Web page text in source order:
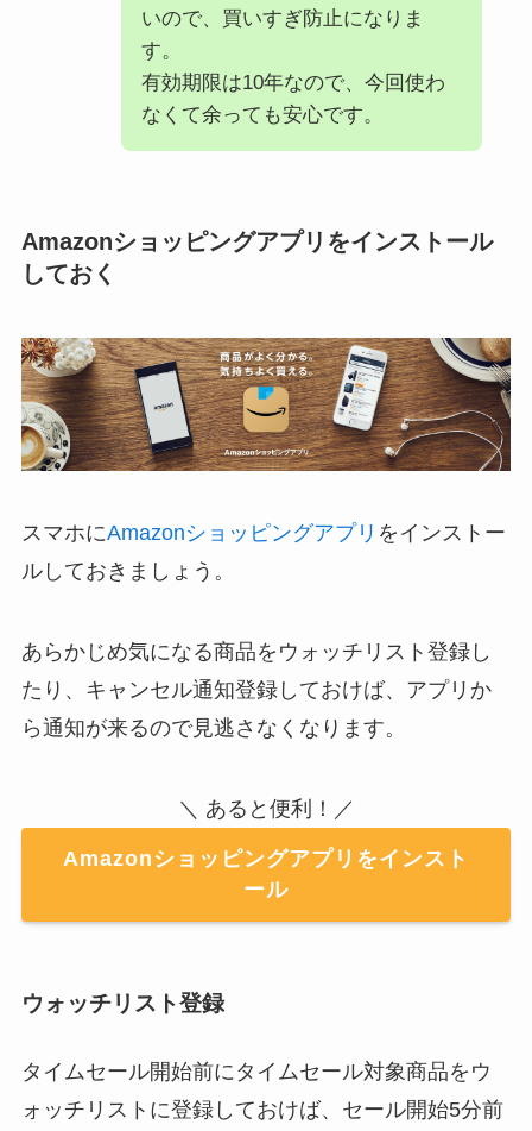
いので、買いすぎ防止になりま
す。
有効期限は10年なので、今回使わ
なくて余っても安心です。
Amazonショッピングアプリをインストール
しておく
スマホにAmazonショッピングアプリ をインストー
ルしておきましょう。
あらかじめ気になる商品をウォッチリスト登録し
たり、キャンセル通知登録しておけば、アプリか
ら通知が来るので見逃さなくなります。
＼ あると便利！／
Amazonショッピングアプリをインスト
ール
ウォッチリスト登録
タイムセール開始前にタイムセール対象商品をウ
ォッチリストに登録しておけば、セール開始5分前